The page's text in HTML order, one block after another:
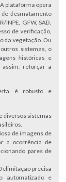
plataforma opera
desmatamento
INPE, GFW, SAD,
de verificação,
da vegetação. Ou
sistemas, o
históricas e
assim, reforçar a
é robusto e
diversos sistemas
de imagens de
a ocorrência de
pares de
precisa
automatizado e